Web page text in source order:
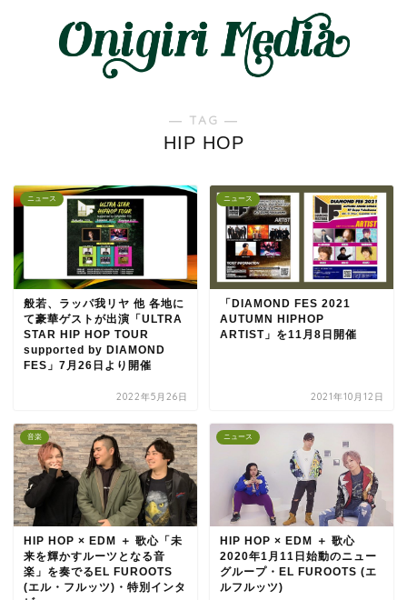
― TAG ―
HIP HOP
ニュース
般若、ラッパ我リヤ 他 各地に
て豪華ゲストが出演「ULTRA
STAR HIP HOP TOUR
supported by DIAMOND
FES」7月26日より開催
2022年5月26日
ニュース
「DIAMOND FES 2021
AUTUMN HIPHOP
ARTIST」を11月8日開催
2021年10月12日
音楽
HIP HOP × EDM ＋ 歌心「未
来を輝かすルーツとなる音
楽」を奏でるEL FUROOTS
(エル・フルッツ)・特別インタ
ニュース
HIP HOP × EDM ＋ 歌心
2020年1月11日始動のニュー
グループ・EL FUROOTS (エ
ルフルッツ)